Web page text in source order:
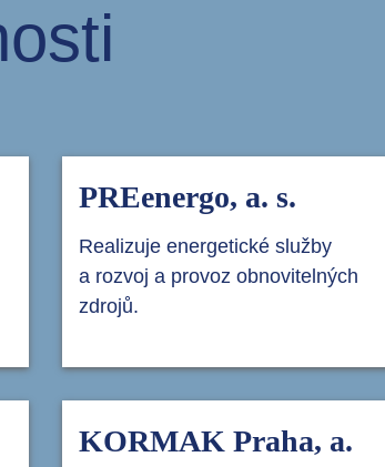
PREenergo, a. s.
Realizuje energetické služby
a rozvoj a provoz obnovitelných
zdrojů.
KORMAK Praha, a.